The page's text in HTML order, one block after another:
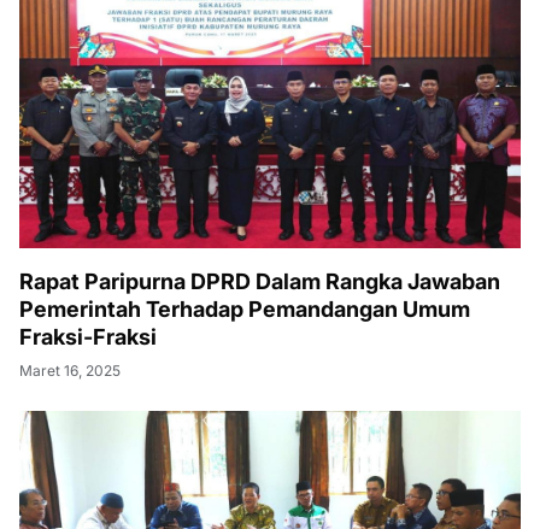
Rapat Paripurna DPRD Dalam Rangka Jawaban
Pemerintah Terhadap Pemandangan Umum
Fraksi-Fraksi
Maret 16, 2025